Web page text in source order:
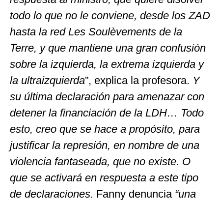
todo lo que no le conviene, desde los ZAD
hasta la red Les Soulèvements de la
Terre, y que mantiene una gran confusión
sobre la izquierda, la extrema izquierda y
la ultraizquierda”, explica la profesora. Y
su última declaración para amenazar con
detener la financiación de la LDH… Todo
esto, creo que se hace a propósito, para
justificar la represión, en nombre de una
violencia fantaseada, que no existe. O
que se activará en respuesta a este tipo
de declaraciones. Fanny denuncia “una